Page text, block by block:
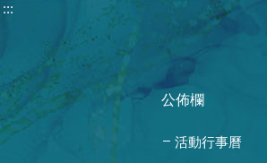
:::
公佈欄
活動行事曆